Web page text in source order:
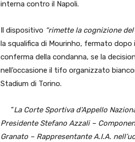
interna contro il Napoli.
Il dispositivo “rimette la cognizione
la squalifica di Mourinho, fermato
conferma della condanna, se la
nell’occasione il tifo organizzato
Stadium di Torino.
“La Corte Sportiva d’Appello
Presidente Stefano Azzali –
Granato – Rappresentante A.I.A.